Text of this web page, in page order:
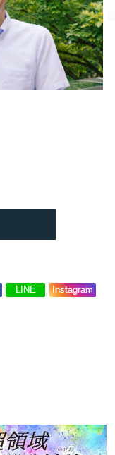
LINE Instagram